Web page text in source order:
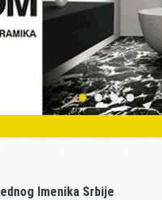
Imenika Srbije